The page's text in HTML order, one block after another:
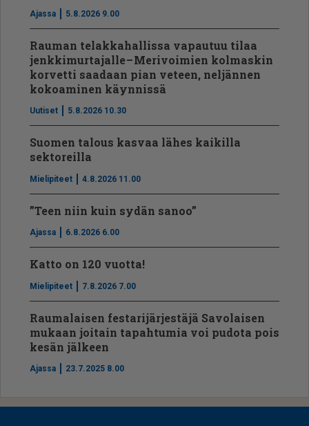
Ajassa 5.8.2026 9.00
Rauman telakkahallissa vapautuu tilaa
jenkkimurtajalle – Merivoimien kolmaskin
korvetti saadaan pian veteen, neljännen
kokoaminen käynnissä
Uutiset 5.8.2026 10.30
Suomen talous kasvaa lähes kaikilla
sektoreilla
Mielipiteet 4.8.2026 11.00
”Teen niin kuin sydän sanoo”
Ajassa 6.8.2026 6.00
Katto on 120 vuotta!
Mielipiteet 7.8.2026 7.00
Raumalaisen festarijärjestäjä Savolaisen
mukaan joitain tapahtumia voi pudota pois
kesän jälkeen
Ajassa 23.7.2025 8.00